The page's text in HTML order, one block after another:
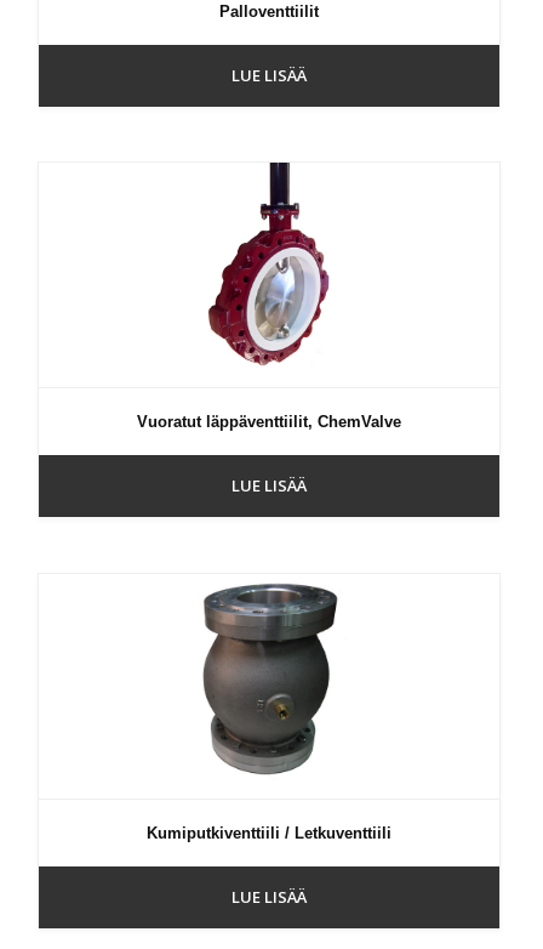
Palloventtiilit
LUE LISÄÄ
Vuoratut läppäventtiilit, ChemValve
LUE LISÄÄ
Kumiputkiventtiili / Letkuventtiili
LUE LISÄÄ